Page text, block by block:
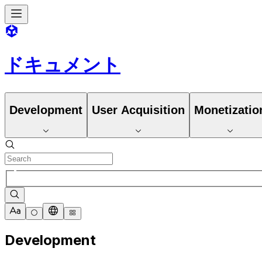
ドキュメント
Development User Acquisition
Development